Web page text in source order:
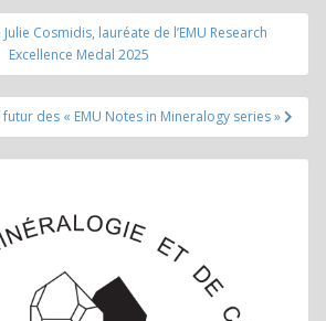
Cosmidis, lauréate de l’EMU Research
Excellence Medal 2025
futur des « EMU Notes in Mineralogy series »